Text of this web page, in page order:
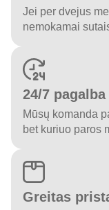
Jei per dvejus
nemokamai
24/7 pagalba
Mūsų komanda
bet kuriuo paros
Greitas